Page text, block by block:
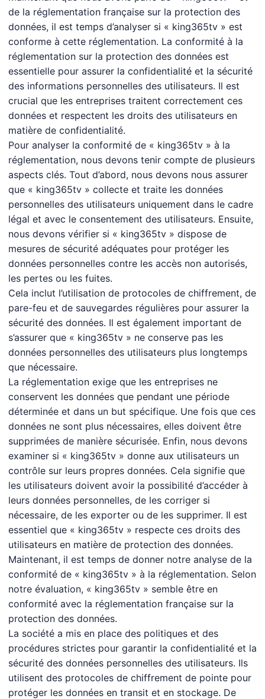
de la réglementation française sur la protection des
données, il est temps d’analyser si « king365tv » est
conforme à cette réglementation. La conformité à la
réglementation sur la protection des données est
essentielle pour assurer la confidentialité et la sécurité
des informations personnelles des utilisateurs. Il est
crucial que les entreprises traitent correctement ces
données et respectent les droits des utilisateurs en
matière de confidentialité.
Pour analyser la conformité de « king365tv » à la
réglementation, nous devons tenir compte de plusieurs
aspects clés. Tout d’abord, nous devons nous assurer
que « king365tv » collecte et traite les données
personnelles des utilisateurs uniquement dans le cadre
légal et avec le consentement des utilisateurs. Ensuite,
nous devons vérifier si « king365tv » dispose de
mesures de sécurité adéquates pour protéger les
données personnelles contre les accès non autorisés,
les pertes ou les fuites.
Cela inclut l’utilisation de protocoles de chiffrement, de
pare-feu et de sauvegardes régulières pour assurer la
sécurité des données. Il est également important de
s’assurer que « king365tv » ne conserve pas les
données personnelles des utilisateurs plus longtemps
que nécessaire.
La réglementation exige que les entreprises ne
conservent les données que pendant une période
déterminée et dans un but spécifique. Une fois que ces
données ne sont plus nécessaires, elles doivent être
supprimées de manière sécurisée. Enfin, nous devons
examiner si « king365tv » donne aux utilisateurs un
contrôle sur leurs propres données. Cela signifie que
les utilisateurs doivent avoir la possibilité d’accéder à
leurs données personnelles, de les corriger si
nécessaire, de les exporter ou de les supprimer. Il est
essentiel que « king365tv » respecte ces droits des
utilisateurs en matière de protection des données.
Maintenant, il est temps de donner notre analyse de la
conformité de « king365tv » à la réglementation. Selon
notre évaluation, « king365tv » semble être en
conformité avec la réglementation française sur la
protection des données.
La société a mis en place des politiques et des
procédures strictes pour garantir la confidentialité et la
sécurité des données personnelles des utilisateurs. Ils
utilisent des protocoles de chiffrement de pointe pour
protéger les données en transit et en stockage. De